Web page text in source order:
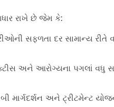
રાખે છે જેમ કે:
સફળતા દર સામાન્ય રીતે
અને આરોગ્યના પગલાં વધુ
માર્ગદર્શન અને ટ્રીટમેન્ટ